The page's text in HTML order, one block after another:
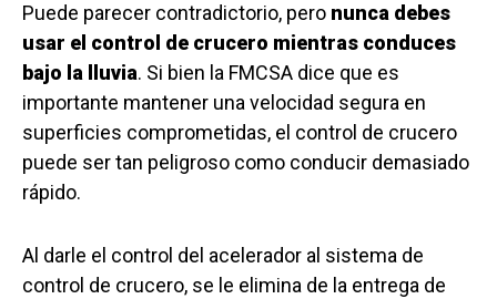
Puede parecer contradictorio, pero nunca debes
usar el control de crucero mientras conduces
bajo la lluvia. Si bien la FMCSA dice que es
importante mantener una velocidad segura en
superficies comprometidas, el control de crucero
puede ser tan peligroso como conducir demasiado
rápido.
Al darle el control del acelerador al sistema de
control de crucero, se le elimina de la entrega de